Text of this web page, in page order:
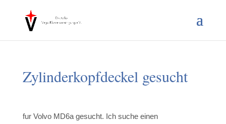
Zylinderkopfdeckel gesucht
fur Volvo MD6a gesucht. Ich suche einen